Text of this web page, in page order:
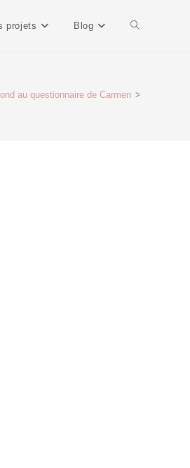
projets Blog
au questionnaire de Carmen >